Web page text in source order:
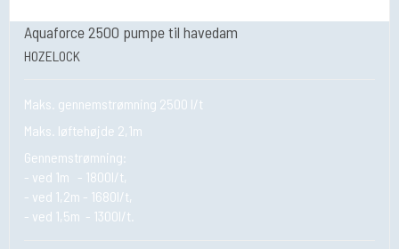
Aquaforce 2500 pumpe til havedam
HOZELOCK
Maks. gennemstrømning 2500 l/t
Maks. løftehøjde 2,1m
Gennemstrømning:
- ved 1m - 1800l/t,
- ved 1,2m - 1680l/t,
- ved 1,5m - 1300l/t.